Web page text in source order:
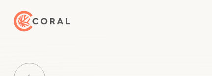
トップページへ戻る